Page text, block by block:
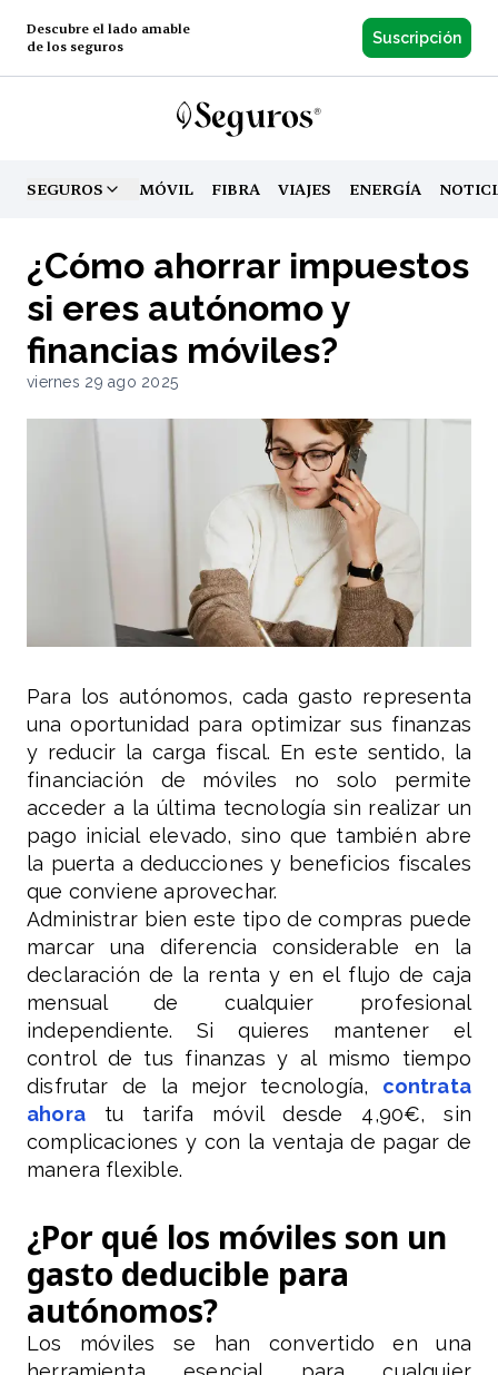
Descubre el lado amable
de los seguros
Suscripción
SEGUROS
TOGGLE MENUMÓVIL FIBRA VIAJES ENERGÍA
¿Cómo ahorrar impuestos
si eres autónomo y
financias móviles?
viernes 29 ago 2025
Para los autónomos, cada gasto representa
una oportunidad para optimizar sus finanzas
y reducir la carga fiscal. En este sentido, la
financiación de móviles no solo permite
acceder a la última tecnología sin realizar un
pago inicial elevado, sino que también abre
la puerta a deducciones y beneficios fiscales
que conviene aprovechar.
Administrar bien este tipo de compras puede
marcar una diferencia considerable en la
declaración de la renta y en el flujo de caja
mensual de cualquier profesional
independiente. Si quieres mantener el
control de tus finanzas y al mismo tiempo
disfrutar de la mejor tecnología, contrata
ahoratu tarifa móvil desde 4,90€, sin
complicaciones y con la ventaja de pagar de
manera flexible.
¿Por qué los móviles son un
gasto deducible para
autónomos?
Los móviles se han convertido en una